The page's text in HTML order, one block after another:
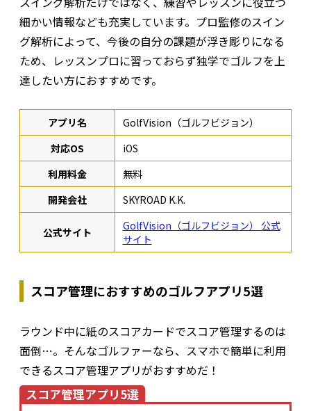
細かい情報なども充実しています。プロ監修のスイン
グ解析によって、今後の自分の課題が浮き彫りになる
ため、レッスンプロに習っておらず独学でゴルフを上
達したい方におすすめです。
アプリ名
GolfVision（ゴルフビジョン）
対応OS
iOS
利用料金
無料
開発会社
SKYROAD K.K.
公式サイト
GolfVision（ゴルフビジョン） 公式
サイト
スコア管理におすすめのゴルフアプリ5選
ラウンド中に紙のスコアカードでスコア管理するのは
面倒…。そんなゴルファーなら、スマホで簡単に利用
できるスコア管理アプリがおすすめだ！
スコア管理アプリ5選